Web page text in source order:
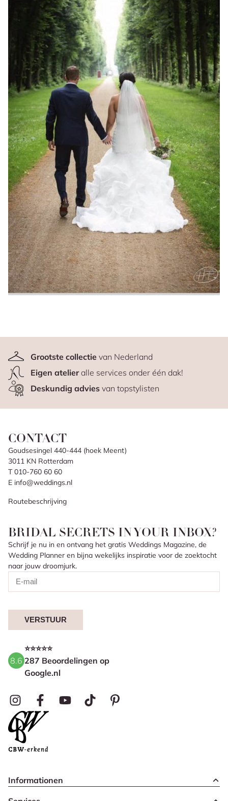
Grootste collectievan Nederland
Eigen atelieralle services onder één dak!
Deskundig adviesvan topstylisten
CONTACT
Goudsesingel 440-444 (hoek Meent)
3011 KN Rotterdam
T 010-760 60 60
E info@weddings.nl
Routebeschrijving
BRIDAL SECRETS IN YOUR INBOX?
Schrijf je nu in en ontvang het gratis Weddings Magazine, de
Wedding Planner en bijna wekelijks inspiratie voor de zoektocht
naar jouw droomjurk.
VERSTUUR
8.6
⭐⭐⭐⭐⭐
287 Beoordelingen op
Google.nl
Informationen